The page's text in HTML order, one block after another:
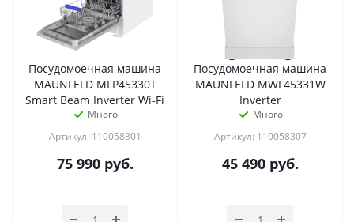
Посудомоечная машина
MAUNFELD MLP45330T
Smart Beam Inverter Wi-Fi
Много
Артикул: 110058301
75 990руб.
Посудомоечная машина
MAUNFELD MWF45331W
Inverter
Много
Артикул: 110058307
45 490руб.